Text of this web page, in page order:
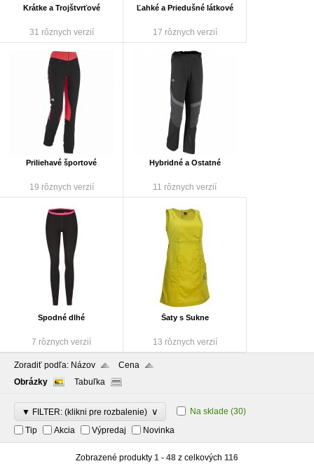
Krátke a Trojštvrťové
31 rôznych verzií
Ľahké a Priedušné látkové
17 rôznych verzií
Priliehavé športové
19 rôznych verzií
Hybridné a Ostatné
11 rôznych verzií
Spodné dlhé
7 rôznych verzií
Šaty s Sukne
13 rôznych verzií
Zoradiť podľa: Názov
Cena
Obrázky
Tabuľka
▼ FILTER: (klikni pre rozbalenie) ∨ Na sklade (30)
Tip
Akcia Výpredaj Novinka
Zobrazené produkty 1 - 48 z celkových 116